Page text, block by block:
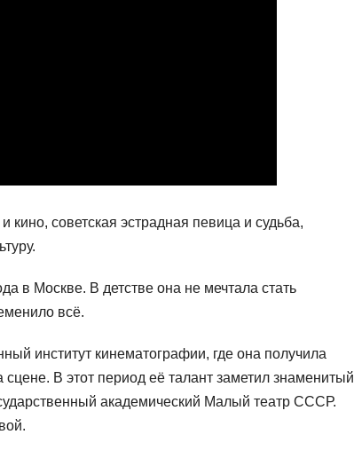
кино, советская эстрадная певица и судьба,
в Москве. В детстве она не мечтала стать
всё.
институт кинематографии, где она получила
сцене. В этот период её талант заметил знаменитый
академический Малый театр СССР.